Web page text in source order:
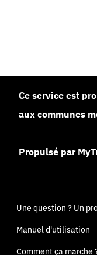
Ce service est
aux communes
Propulsé par
Une question ? Un
Manuel d'utilisation
Comment ça marche